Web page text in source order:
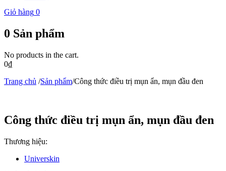
Giỏ hàng 0
0 Sản phẩm
No products in the cart.
0₫
Trang chủ /Sản phẩm/Công thức điều trị mụn ẩn, mụn đầu đen
Công thức điều trị mụn ẩn, mụn đầu đen
Thương hiệu:
Universkin